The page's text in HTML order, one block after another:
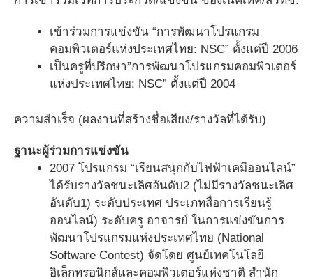
เข้าร่วมการแข่งขัน “การพัฒนาโปรแกรม
คอมพิวเตอร์แห่งประเทศไทย: NSC” ตั้งแต่ปี 2006
เป็นครูที่ปรึกษา”การพัฒนาโปรแกรมคอมพิวเตอร์
แห่งประเทศไทย: NSC” ตั้งแต่ปี 2004
ความสำเร็จ (ผลงานที่สร้างชื่อเสียง/รางวัลที่ได้รับ)
ฐานะผู้ร่วมการแข่งขัน
2007 โปรแกรม “เรียนสนุกกับไฟฟ้าเคมีออนไลน์”
ได้รับรางวัลชนะเลิศอันดับ2 (ไม่มีรางวัลชนะเลิศ
อันดับ1) ระดับประเทศ ประเภทสื่อการเรียนรู้
ออนไลน์) ระดับครู อาจารย์ ในการแข่งขันการ
พัฒนาโปรแกรมแห่งประเทศไทย (National
Software Contest) จัดโดย ศูนย์เทคโนโลยี
อิเล็กทรอนิกส์และคอมพิวเตอร์แห่งชาติ สำนัก